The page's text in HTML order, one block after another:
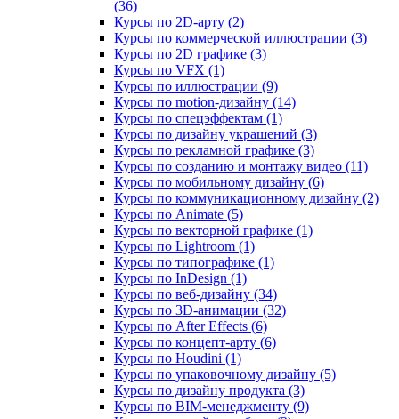
(36)
Курсы по 2D‑арту (2)
Курсы по коммерческой иллюстрации (3)
Курсы по 2D графике (3)
Курсы по VFX (1)
Курсы по иллюстрации (9)
Курсы по motion-дизайну (14)
Курсы по спецэффектам (1)
Курсы по дизайну украшений (3)
Курсы по рекламной графике (3)
Курсы по созданию и монтажу видео (11)
Курсы по мобильному дизайну (6)
Курсы по коммуникационному дизайну (2)
Курсы по Animate (5)
Курсы по векторной графике (1)
Курсы по Lightroom (1)
Курсы по типографике (1)
Курсы по InDesign (1)
Курсы по веб‑дизайну (34)
Курсы по 3D‑анимации (32)
Курсы по After Effects (6)
Курсы по концепт‑арту (6)
Курсы по Houdini (1)
Курсы по упаковочному дизайну (5)
Курсы по дизайну продукта (3)
Курсы по BIM‑менеджменту (9)